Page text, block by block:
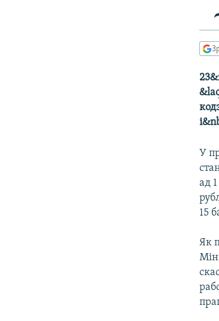
У
ад
15
Як